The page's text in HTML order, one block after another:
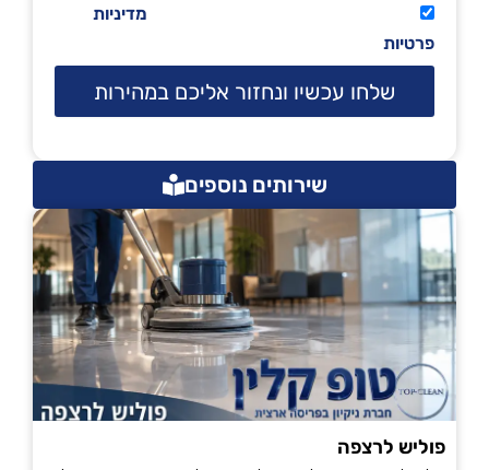
מדיניות
פרטיות
שלחו עכשיו ונחזור אליכם במהירות
שירותים נוספים
פוליש לרצפה